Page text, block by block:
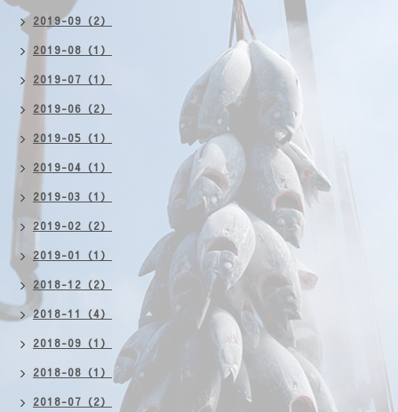
2019-09（2）
2019-08（1）
2019-07（1）
2019-06（2）
2019-05（1）
2019-04（1）
2019-03（1）
2019-02（2）
2019-01（1）
2018-12（2）
2018-11（4）
2018-09（1）
2018-08（1）
2018-07（2）